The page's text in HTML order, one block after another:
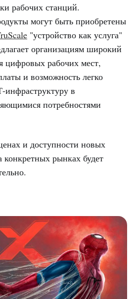
рабочих станций.
могут быть приобретены
"устройство как услуга"
организациям широкий
цифровых рабочих мест,
и возможность легко
инфраструктуру в
потребностями
и доступности новых
конкретных рынках будет